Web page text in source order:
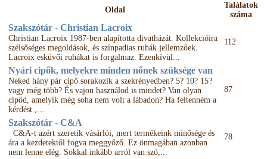
Oldal
Találatok
száma
Szakszótár - Christian Lacroix
Christian Lacroix 1987-ben alapította divatházát. Kollekcióira
szélsőséges megoldások, és színpadias ruhák jellemzőek.
Lacroix esküvői ruhákat is forgalmaz. Ezenkívül...
112
Nyári cipők, melyekre minden nőnek szüksége van
Neked hány pár cipő sorakozik a szekrényedben? 5? 10? 15?
vagy még több? És vajon használod is mindet? Van olyan
cipőd, amelyik még soha nem volt a lábadon? Ha feltenném a
kérdést ,...
87
Szakszótár - C&A
C&A-t azért szeretik vásárlói, mert termékeink minősége és
ára a kezdetektől fogva meggyőző. Ez önmagában azonban
nem lenne elég. Sokkal inkább arról van szó,...
78